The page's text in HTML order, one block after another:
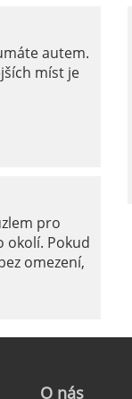
autem.
míst je
pro
okolí. Pokud
omezení,
Marseille-
si před
fakt vedro...
O nás